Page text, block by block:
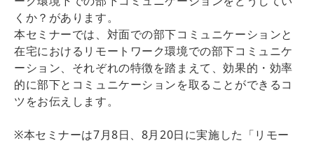
くか？があります。
本セミナーでは、対面での部下コミュニケーションと
在宅におけるリモートワーク環境での部下コミュニケ
ーション、それぞれの特徴を踏まえて、効果的・効率
的に部下とコミュニケーションを取ることができるコ
ツをお伝えします。
※本セミナーは7月8日、8月20日に実施した「リモー